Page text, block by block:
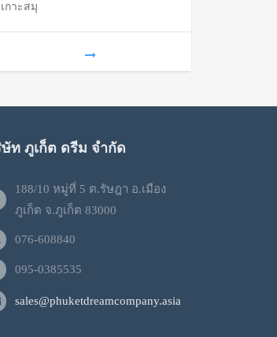
เกาะสมุ
ท ภูเก็ต ดรีม จำกัด
188/10 หมู่ที่ 5 ต.รัษฎา อ.เมือง
ภูเก็ต จ.ภูเก็ต 83000
076-608840
095-0385535
sales@phuketdreamcompany.asia